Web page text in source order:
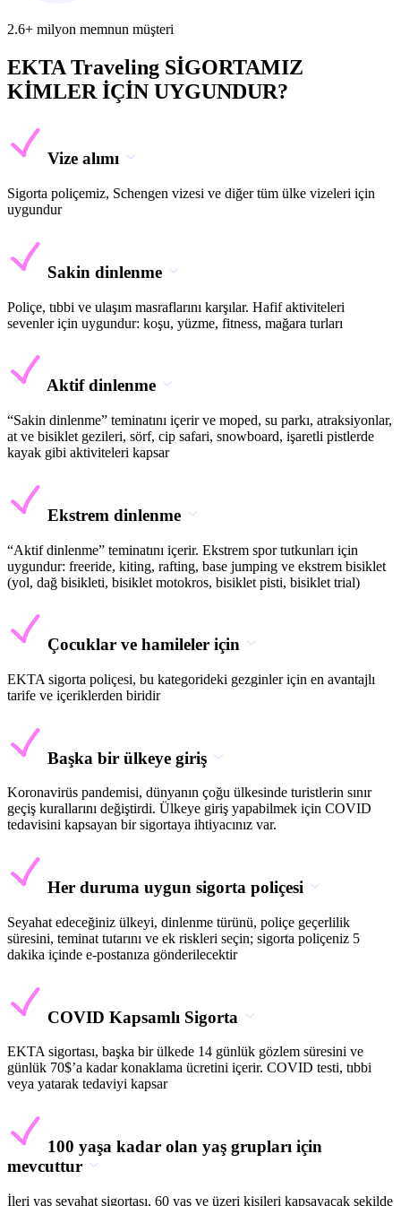
2.6+ milyon memnun müşteri
EKTA Traveling SİGORTAMIZ
KİMLER İÇİN UYGUNDUR?
Vize alımı
Sigorta poliçemiz, Schengen vizesi ve diğer tüm ülke vizeleri için
uygundur
Sakin dinlenme
Poliçe, tıbbi ve ulaşım masraflarını karşılar. Hafif aktiviteleri
sevenler için uygundur: koşu, yüzme, fitness, mağara turları
Aktif dinlenme
“Sakin dinlenme” teminatını içerir ve moped, su parkı, atraksiyonlar,
at ve bisiklet gezileri, sörf, cip safari, snowboard, işaretli pistlerde
kayak gibi aktiviteleri kapsar
Ekstrem dinlenme
“Aktif dinlenme” teminatını içerir. Ekstrem spor tutkunları için
uygundur: freeride, kiting, rafting, base jumping ve ekstrem bisiklet
(yol, dağ bisikleti, bisiklet motokros, bisiklet pisti, bisiklet trial)
Çocuklar ve hamileler için
EKTA sigorta poliçesi, bu kategorideki gezginler için en avantajlı
tarife ve içeriklerden biridir
Başka bir ülkeye giriş
Koronavirüs pandemisi, dünyanın çoğu ülkesinde turistlerin sınır
geçiş kurallarını değiştirdi. Ülkeye giriş yapabilmek için COVID
tedavisini kapsayan bir sigortaya ihtiyacınız var.
Her duruma uygun sigorta poliçesi
Seyahat edeceğiniz ülkeyi, dinlenme türünü, poliçe geçerlilik
süresini, teminat tutarını ve ek riskleri seçin; sigorta poliçeniz 5
dakika içinde e-postanıza gönderilecektir
COVID Kapsamlı Sigorta
EKTA sigortası, başka bir ülkede 14 günlük gözlem süresini ve
günlük 70$’a kadar konaklama ücretini içerir. COVID testi, tıbbi
veya yatarak tedaviyi kapsar
100 yaşa kadar olan yaş grupları için
mevcuttur
İleri yaş seyahat sigortası, 60 yaş ve üzeri kişileri kapsayacak şekilde